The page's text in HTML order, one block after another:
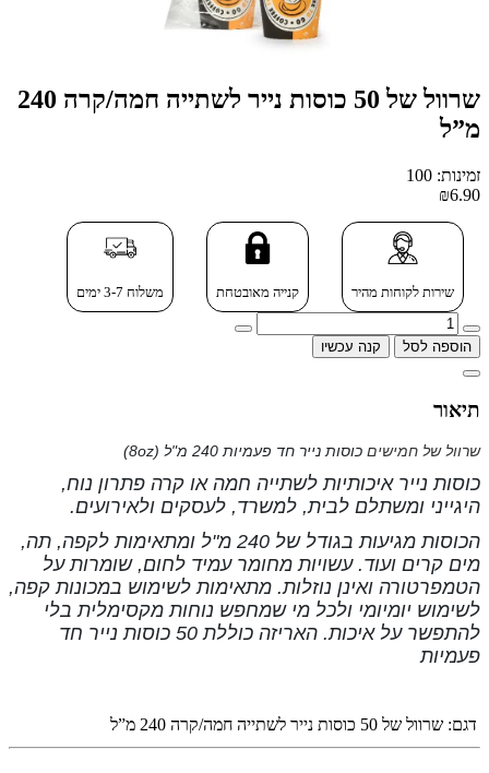
שרוול של 50 כוסות נייר לשתייה חמה/קרה 240
מ”ל
זמינות: 100
₪6.90
שירות לקוחות מהיר קנייה מאובטחת משלוח 3-7 ימים
הוספה לסל קנה עכשיו
תיאור
שרוול של חמישים כוסות נייר חד פעמיות 240 מ"ל (8oz)
כוסות נייר איכותיות לשתייה חמה או קרה פתרון נוח,
היגייני ומשתלם לבית, למשרד, לעסקים ולאירועים.
הכוסות מגיעות בגודל של 240 מ"ל ומתאימות לקפה, תה,
מים קרים ועוד. עשויות מחומר עמיד לחום, שומרות על
הטמפרטורה ואינן נוזלות. מתאימות לשימוש במכונות קפה,
לשימוש יומיומי ולכל מי שמחפש נוחות מקסימלית בלי
להתפשר על איכות. האריזה כוללת 50 כוסות נייר חד
פעמיות
דגם: שרוול של 50 כוסות נייר לשתייה חמה/קרה 240 מ”ל